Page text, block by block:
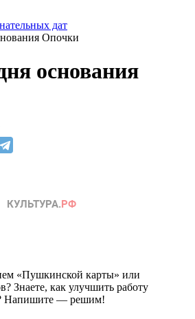
дат
Опочки
основания
«Пушкинской карты» или
Знаете, как улучшить работу
Напишите — решим!